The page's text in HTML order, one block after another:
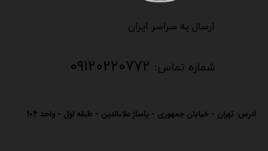
​​​​​​ارسال به سراسر ایران
شماره تماس: 09120220772
آدرس: تهران - خیابان جمهوری - پاساژ علاءالدین - طبقه اول - واحد 104